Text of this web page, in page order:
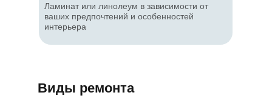
Ламинат или линолеум в зависимости от
ваших предпочтений и особенностей
интерьера
Виды ремонта